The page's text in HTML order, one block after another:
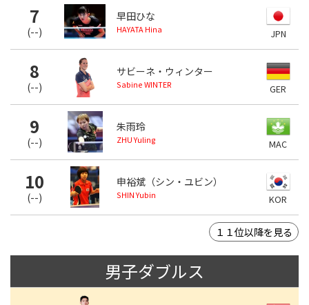
7
(--)
早田ひな
HAYATA Hina JPN
8
(--)
サビーネ・ウィンター
Sabine WINTER GER
9
(--)
朱雨玲
ZHU Yuling MAC
10
(--)
申裕斌（シン・ユビン）
SHIN Yubin KOR
１１位以降を見る
男子ダブルス